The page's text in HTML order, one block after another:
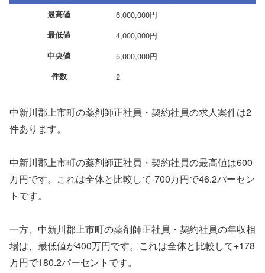
最高値
6,000,000円
最低値 4,000,000円
中央値 5,000,000円
件数 2
中新川郡上市町の薬剤師正社員・契約社員の求人案件は2
件あります。
中新川郡上市町の薬剤師正社員・契約社員の最高値は600
万円です。これは全体と比較して-700万円で46.2パーセン
トです。
一方、中新川郡上市町の薬剤師正社員・契約社員の年収相
場は、最低値が400万円です。これは全体と比較して+178
万円で180.2パーセントです。